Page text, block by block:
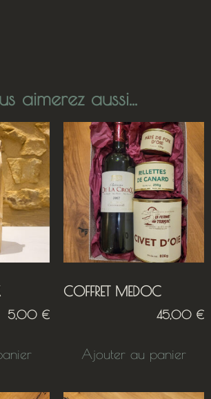
aimerez aussi...
5,00 €
COFFRET MEDOC
45,00 €
Ajouter au panier